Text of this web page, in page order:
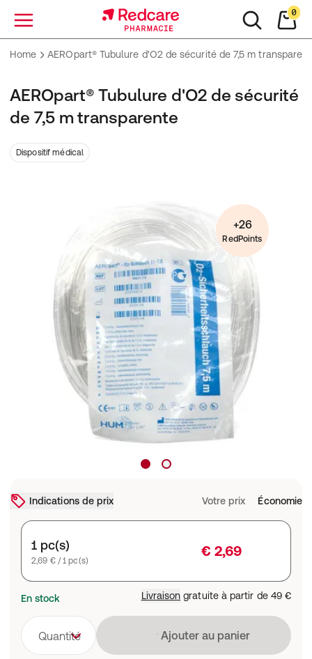
Menu
0
Home AEROpart® Tubulure d'O2 de sécurité de 7,5 m
AEROpart® Tubulure d'O2 de sécurité
de 7,5 m transparente
Dispositif médical
+26
RedPoints
Indications de prix Votre prix Économie
1 pc(s)
2,69 € / 1 pc(s)
€ 2,69
En stock Livraison gratuite à partir de 49 €
Quantité Chargement
Ajouter au panier